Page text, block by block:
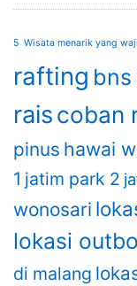
5 Wisata menarik yang
rafting bns
raiscoban
pinus hawai
1 jatim park 2
wonosari
lokasi
di malang